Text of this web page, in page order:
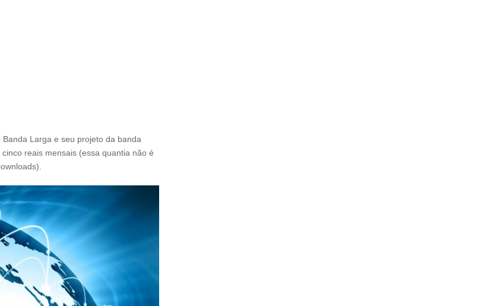
Larga e seu projeto da banda
reais mensais (essa quantia não é